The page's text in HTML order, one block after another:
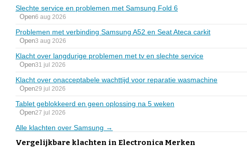
Slechte service en problemen met Samsung Fold 6
Open6 aug 2026
Problemen met verbinding Samsung A52 en Seat Ateca carkit
Open3 aug 2026
Klacht over langdurige problemen met tv en slechte service
Open31 jul 2026
Klacht over onacceptabele wachttijd voor reparatie wasmachine
Open29 jul 2026
Tablet geblokkeerd en geen oplossing na 5 weken
Open27 jul 2026
Alle klachten over Samsung →
Vergelijkbare klachten in Electronica Merken